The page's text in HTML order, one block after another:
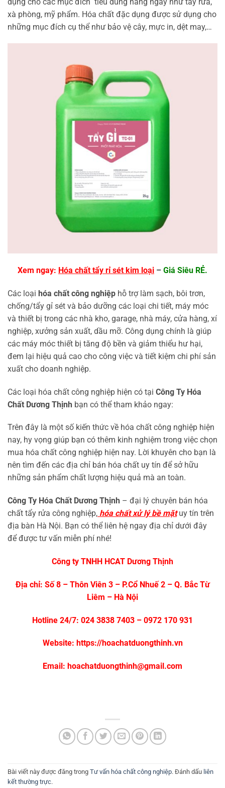
xà phòng, mỹ phẩm. Hóa chất đặc dụng được sử dụng cho
những mục đích cụ thể như bảo vệ cây, mực in, dệt may,…
Xem ngay: Hóa chất tẩy rỉ sét kim loại – Giá Siêu RẺ.
Các loại hóa chất công nghiệp hỗ trợ làm sạch, bôi trơn,
chống/tẩy gỉ sét và bảo dưỡng các loại chi tiết, máy móc
và thiết bị trong các nhà kho, garage, nhà máy, cửa hàng, xí
nghiệp, xưởng sản xuất, dầu mỡ. Công dụng chính là giúp
các máy móc thiết bị tăng độ bền và giảm thiểu hư hại,
đem lại hiệu quả cao cho công việc và tiết kiệm chi phí sản
xuất cho doanh nghiệp.
Các loại hóa chất công nghiệp hiện có tại Công Ty Hóa
Chất Dương Thịnh bạn có thể tham khảo ngay:
Trên đây là một số kiến thức về hóa chất công nghiệp hiện
nay, hy vọng giúp bạn có thêm kinh nghiệm trong việc chọn
mua hóa chất công nghiệp hiện nay. Lời khuyên cho bạn là
nên tìm đến các địa chỉ bán hóa chất uy tín để sở hữu
những sản phẩm chất lượng hiệu quả mà an toàn.
Công Ty Hóa Chất Dương Thịnh – đại lý chuyên bán hóa
chất tẩy rửa công nghiệp, hóa chất xử lý bề mặtuy tín trên
địa bàn Hà Nội. Bạn có thể liên hệ ngay địa chỉ dưới đây
để được tư vấn miễn phí nhé!
Công ty TNHH HCAT Dương Thịnh
Địa chỉ: Số 8 – Thôn Viên 3 – P.Cổ Nhuế 2 – Q. Bắc Từ
Liêm – Hà Nội
Hotline 24/7: 024 3838 7403 – 0972 170 931
Website: https://hoachatduongthinh.vn
Email: hoachatduongthinh@gmail.com
Bài viết này được đăng trong Tư vấn hóa chất công nghiệp. Đánh dấu liên
kết thường trực.